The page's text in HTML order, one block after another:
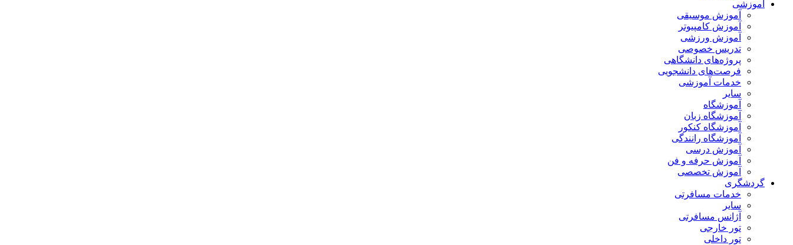
آموزشی
آموزش موسیقی
آموزش کامپیوتر
آموزش ورزشی
تدریس خصوصی
پروژه‌های دانشگاهی
فرصت‌های دانشجویی
خدمات آموزشی
سایر
آموزشگاه
آموزشگاه زبان
آموزشگاه کنکور
آموزشگاه رانندگی
آموزش درسی
آموزش حرفه و فن
آموزش تخصصی
گردشگری
خدمات مسافرتی
سایر
آژانس مسافرتی
تور خارجی
تور داخلی